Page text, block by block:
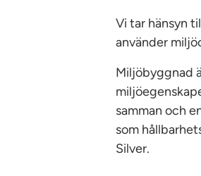
Vi tar hänsyn
använder
Miljöbyggnad
samman och
som
Silver.